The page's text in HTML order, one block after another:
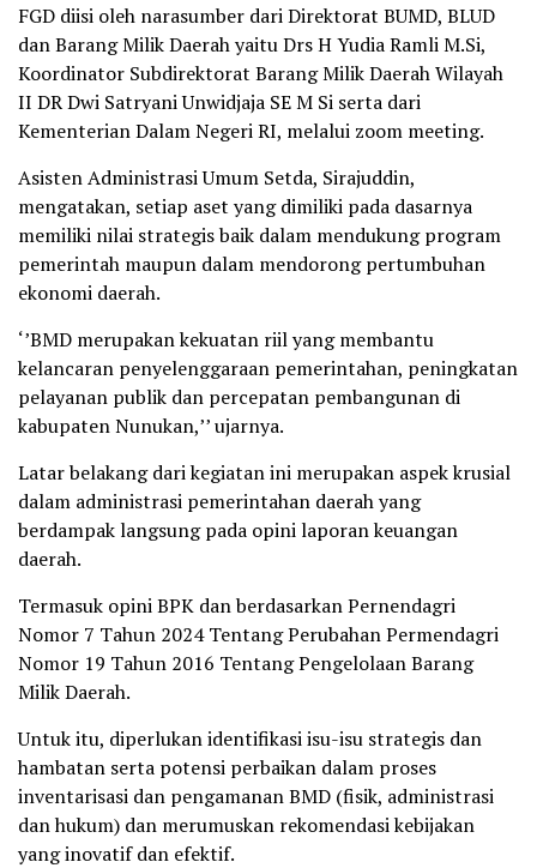
FGD diisi oleh narasumber dari Direktorat BUMD, BLUD
dan Barang Milik Daerah yaitu Drs H Yudia Ramli M.Si,
Koordinator Subdirektorat Barang Milik Daerah Wilayah
II DR Dwi Satryani Unwidjaja SE M Si serta dari
Kementerian Dalam Negeri RI, melalui zoom meeting.
Asisten Administrasi Umum Setda, Sirajuddin,
mengatakan, setiap aset yang dimiliki pada dasarnya
memiliki nilai strategis baik dalam mendukung program
pemerintah maupun dalam mendorong pertumbuhan
ekonomi daerah.
‘’BMD merupakan kekuatan riil yang membantu
kelancaran penyelenggaraan pemerintahan, peningkatan
pelayanan publik dan percepatan pembangunan di
kabupaten Nunukan,’’ ujarnya.
Latar belakang dari kegiatan ini merupakan aspek krusial
dalam administrasi pemerintahan daerah yang
berdampak langsung pada opini laporan keuangan
daerah.
Termasuk opini BPK dan berdasarkan Pernendagri
Nomor 7 Tahun 2024 Tentang Perubahan Permendagri
Nomor 19 Tahun 2016 Tentang Pengelolaan Barang
Milik Daerah.
Untuk itu, diperlukan identifikasi isu-isu strategis dan
hambatan serta potensi perbaikan dalam proses
inventarisasi dan pengamanan BMD (fisik, administrasi
dan hukum) dan merumuskan rekomendasi kebijakan
yang inovatif dan efektif.